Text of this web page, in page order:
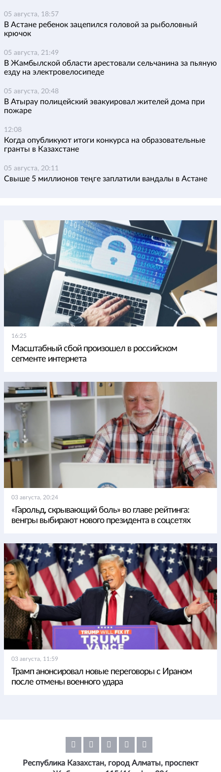
05 августа, 18:57
В Астане ребенок зацепился головой за рыболовный
крючок
05 августа, 21:49
В Жамбылской области арестовали сельчанина за пьяную
езду на электровелосипеде
05 августа, 20:48
В Атырау полицейский эвакуировал жителей дома при
пожаре
12:08
Когда опубликуют итоги конкурса на образовательные
гранты в Казахстане
05 августа, 20:11
Свыше 5 миллионов теңге заплатили вандалы в Астане
16:25
Масштабный сбой произошел в российском
сегменте интернета
03 августа, 20:24
«Гарольд, скрывающий боль» во главе рейтинга:
венгры выбирают нового президента в соцсетях
03 августа, 11:59
Трамп анонсировал новые переговоры с Ираном
после отмены военного удара
Республика Казахстан, город Алматы, проспект